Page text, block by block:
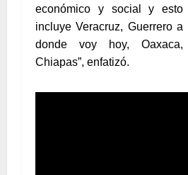
económico y social y esto
incluye Veracruz, Guerrero a
donde voy hoy, Oaxaca,
Chiapas”, enfatizó.